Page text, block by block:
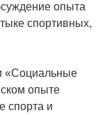
опыта
спортивных,
«Социальные
опыте
спорта и